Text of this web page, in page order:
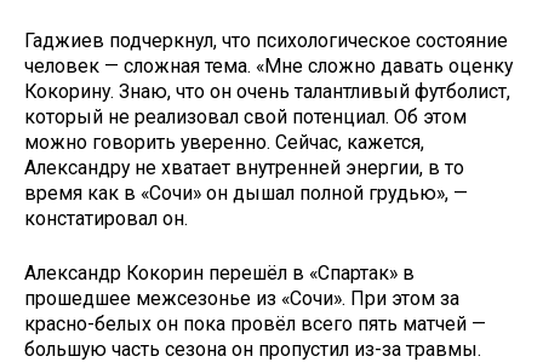
Гаджиев подчеркнул, что психологическое состояние
человек — сложная тема. «Мне сложно давать оценку
Кокорину. Знаю, что он очень талантливый футболист,
который не реализовал свой потенциал. Об этом
можно говорить уверенно. Сейчас, кажется,
Александру не хватает внутренней энергии, в то
время как в «Сочи» он дышал полной грудью», —
констатировал он.
Александр Кокорин перешёл в «Спартак» в
прошедшее межсезонье из «Сочи». При этом за
красно-белых он пока провёл всего пять матчей —
большую часть сезона он пропустил из-за травмы.